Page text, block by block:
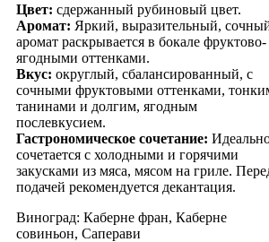
Цвет: сдержанный рубиновый цвет.
Аромат: Яркий, выразительный,
аромат раскрывается в бокале фруктово-
ягодными оттенками.
Вкус: округлый, сбалансированный, с
сочными фруктовыми оттенками,
танинами и долгим, ягодным
послевкусием.
Гастрономическое сочетание:
сочетается с холодными и горячими
закусками из мяса, мясом на гриле.
подачей рекомендуется декантация.
Виноград: Каберне фран, Каберне
совиньон, Саперави